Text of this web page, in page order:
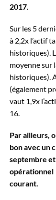
2017.
Sur les 5
à 2,2x l’actif
historiques).
moyenne sur
historiques).
(également
vaut 1,9x
Par ailleurs,
bon avec un
septembre
opérationnel
courant.